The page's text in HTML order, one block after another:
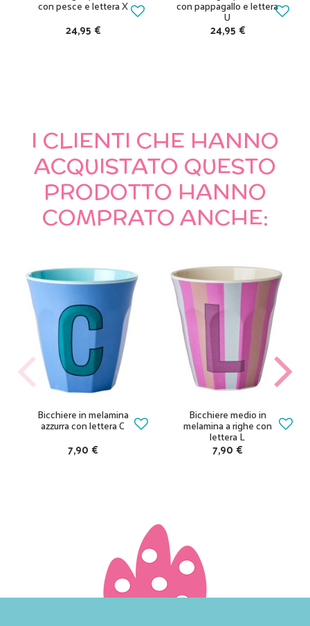
con pesce e lettera X
24,95 €
con pappagallo e lettera
U
24,95 €
I CLIENTI CHE HANNO
ACQUISTATO QUESTO
PRODOTTO HANNO
COMPRATO ANCHE:
Bicchiere in melamina
azzurra con lettera C
7,90 €
Bicchiere medio in
melamina a righe con
lettera L
7,90 €